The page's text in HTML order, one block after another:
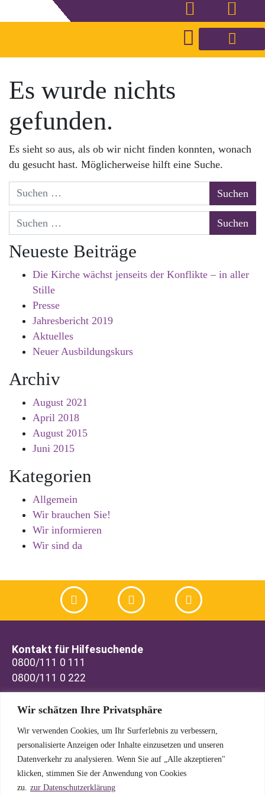
Wir schätzen Ihre Privatsphäre
Wir verwenden Cookies, um Ihr Surferlebnis zu verbessern,
personalisierte Anzeigen oder Inhalte einzusetzen und unseren
Datenverkehr zu analysieren. Wenn Sie auf „Alle akzeptieren"
klicken, stimmen Sie der Anwendung von Cookies
zu.
zur Datenschutzerklärung
Es wurde nichts
gefunden.
Es sieht so aus, als ob wir nicht finden konnten, wonach
du gesucht hast. Möglicherweise hilft eine Suche.
Neueste Beiträge
Die Kirche wächst jenseits der Konflikte – in aller
Stille
Presse
Jahresbericht 2019
Aktuelles
Neuer Ausbildungskurs
Archiv
August 2021
April 2018
August 2015
Juni 2015
Kategorien
Allgemein
Wir brauchen Sie!
Wir informieren
Wir sind da
Kontakt für Hilfesuchende
0800/111 0 111
0800/111 0 222
Kontakt für Interessenten
info@telefonseelsorge-ulm.de
Büro-Tel.: 0731 6 98 83
TelefonSeelsorge Ulm / Neu-Ulm
Olgastraße 137